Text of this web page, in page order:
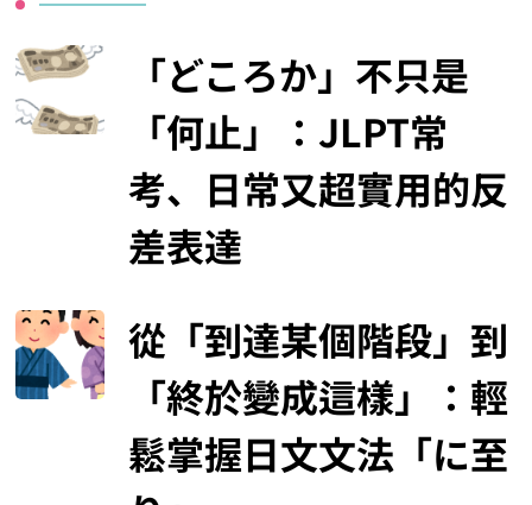
「どころか」不只是
「何止」：JLPT常
考、日常又超實用的反
差表達
從「到達某個階段」到
「終於變成這樣」：輕
鬆掌握日文文法「に至